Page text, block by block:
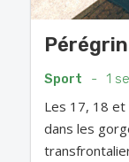
Sport - 1
Les 17, 18
dans les